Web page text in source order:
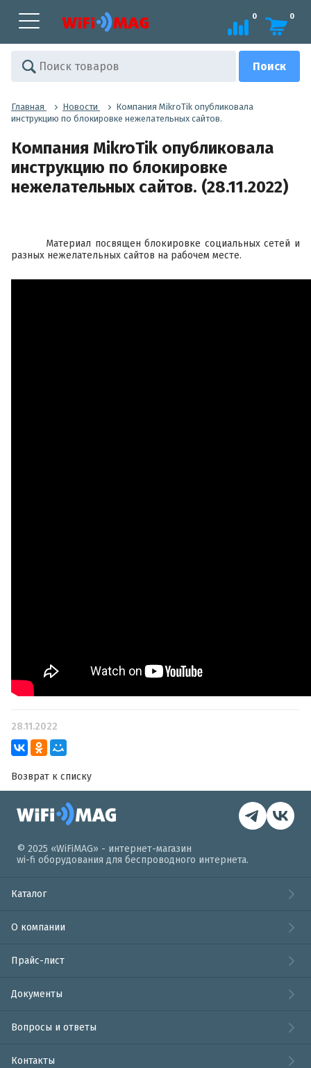
0 0
Главная Новости
Компания MikroTik опубликовала
инструкцию по блокировке нежелательных сайтов.
Компания MikroTik опубликовала
инструкцию по блокировке
нежелательных сайтов. (28.11.2022)
Материал посвящен блокировке социальных сетей и
разных нежелательных сайтов на рабочем месте.
28.11.2022
Возврат к списку
© 2025 «WiFiMAG» - интернет-магазин
wi-fi оборудования для беспроводного интернета.
Каталог
О компании
Прайс-лист
Документы
Вопросы и ответы
Контакты